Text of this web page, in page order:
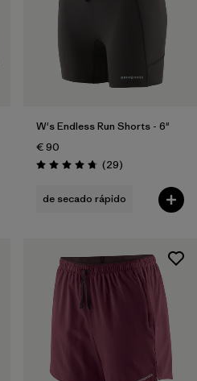
W's Endless Run Shorts - 6"
€ 90
Puntuación: 4.8 / 5
(29Reseñas
)
de secado rápido